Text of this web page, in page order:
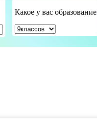
Какое у вас образование